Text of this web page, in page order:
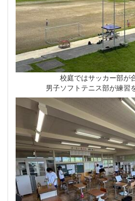
校庭ではサッカー部が
男子ソフトテニス部が練習